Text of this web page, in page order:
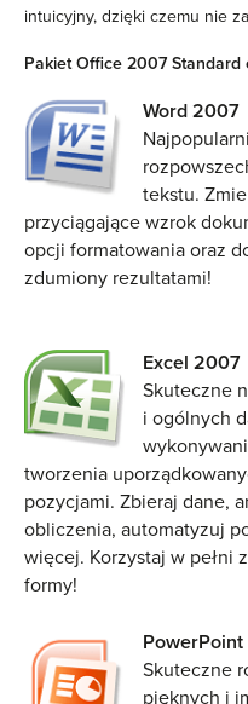
intuicyjny, dzięki czemu nie
Pakiet Office 2007 Standard
Word 2007
tekstu.
przyciągające wzrok
opcji formatowania oraz
zdumiony rezultatami!
Excel 2007
Skuteczne
i ogólnych
tworzenia
pozycjami. Zbieraj dane,
obliczenia, automatyzuj
więcej. Korzystaj w pełni
formy!
Skuteczne
pięknych i